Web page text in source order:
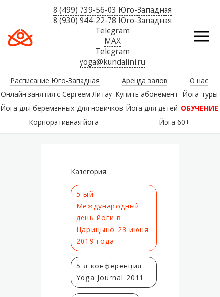
8 (499) 739-56-03 Юго-Западная
8 (930) 944-22-78 Юго-Западная
Telegram
MAX
Telegram
yoga@kundalini.ru
Расписание Юго-Западная Аренда залов
О нас
Онлайн занятия с Сергеем Литау Купить абонемент Йога-туры
Йога для беременных Для новичков Йога для детей ОБУЧЕНИЕ
Корпоративная йога
Йога 60+
Категория:
5-ый
Международный
день йоги в
Царицыно 23 июня
2019 года
5-я конференция
Yoga Journal 2011